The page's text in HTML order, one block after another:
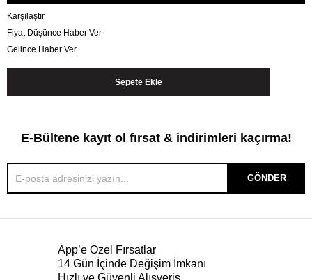
Karşılaştır
Fiyat Düşünce Haber Ver
Gelince Haber Ver
E-Bültene kayıt ol fırsat & indirimleri kaçırma!
GÖNDER
App’e Özel Fırsatlar
14 Gün İçinde Değişim İmkanı
Hızlı ve Güvenli Alışveriş